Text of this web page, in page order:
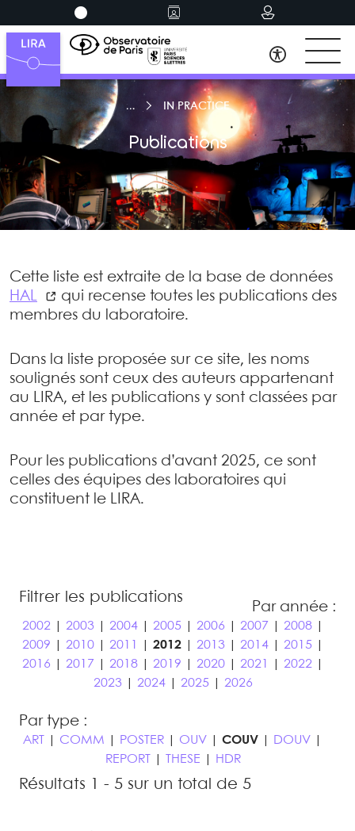
IN PRACTICE
Publications
Cette liste est extraite de la base de données
HAL
qui recense toutes les publications des
membres du laboratoire.
Dans la liste proposée sur ce site, les noms
soulignés sont ceux des auteurs appartenant
au LIRA, et les publications y sont classées par
année et par type.
Pour les publications d’avant 2025, ce sont
celles des équipes des laboratoires qui
constituent le LIRA.
Filtrer les publications
Par année :
2002| 2003| 2004| 2005| 2006 2007 2008|
2009
2010| 2011 2012| 2013| 2014| 2015|
2016
2017 2018| 2019 2020| 2021 2022|
2023| 2024| 2025| 2026
Par type :
ART COMM POSTER OUV COUV DOUV
REPORT
THESE HDR
Résultats 1 - 5 sur un total de 5